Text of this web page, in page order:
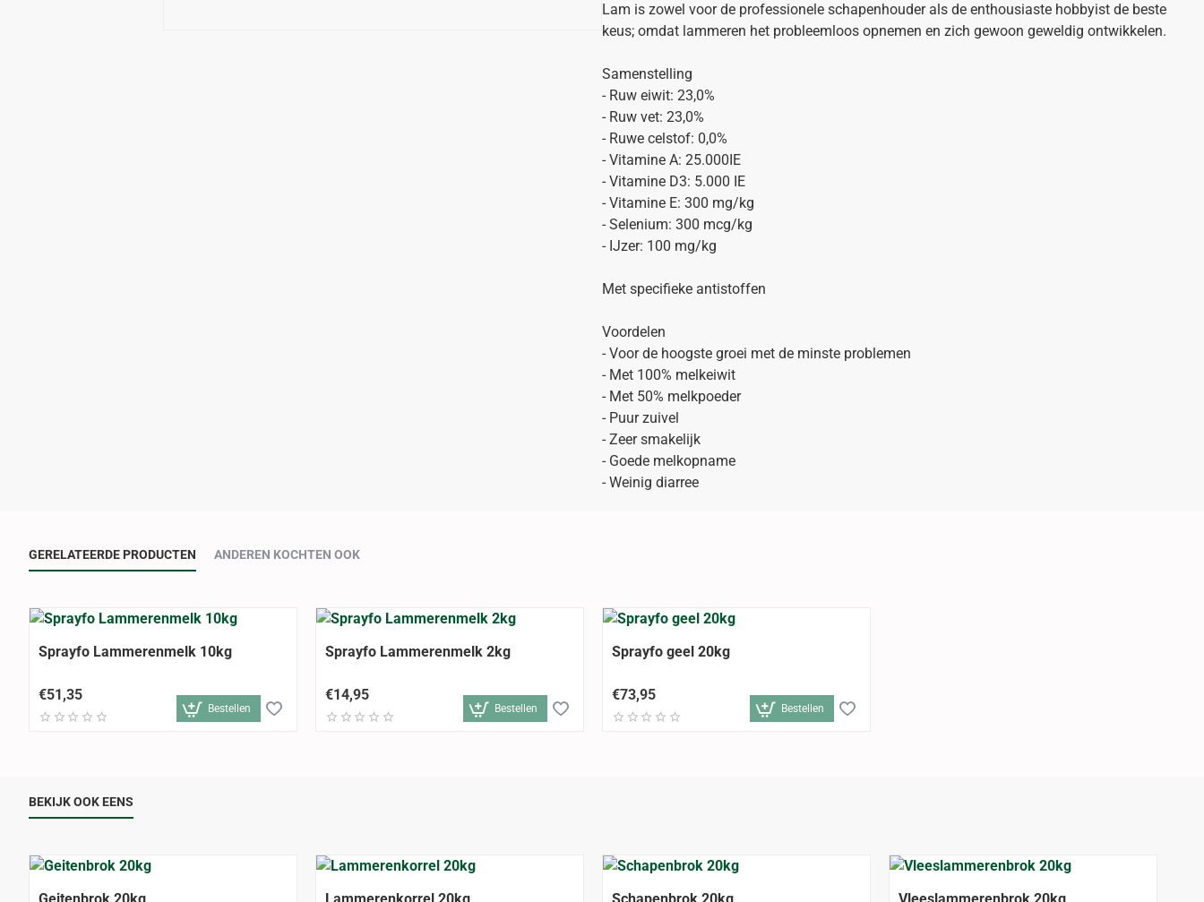
Lam is zowel voor de professionele schapenhouder als de enthousiaste hobbyist de beste
keus; omdat lammeren het probleemloos opnemen en zich gewoon geweldig ontwikkelen.
Samenstelling
- Ruw eiwit: 23,0%
- Ruw vet: 23,0%
- Ruwe celstof: 0,0%
- Vitamine A: 25.000IE
- Vitamine D3: 5.000 IE
- Vitamine E: 300 mg/kg
- Selenium: 300 mcg/kg
- IJzer: 100 mg/kg
Met specifieke antistoffen
Voordelen
- Voor de hoogste groei met de minste problemen
- Met 100% melkeiwit
- Met 50% melkpoeder
- Puur zuivel
- Zeer smakelijk
- Goede melkopname
- Weinig diarree
GERELATEERDE PRODUCTEN ANDEREN KOCHTEN OOK
Sprayfo Lammerenmelk 10kg
€51,35
Bestellen
Sprayfo Lammerenmelk 2kg
€14,95
Bestellen
Sprayfo geel 20kg
€73,95
Bestellen
BEKIJK OOK EENS